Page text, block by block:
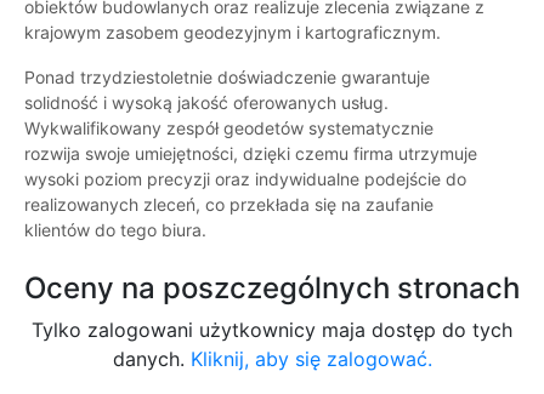
obiektów budowlanych oraz realizuje zlecenia związane z
krajowym zasobem geodezyjnym i kartograficznym.
Ponad trzydziestoletnie doświadczenie gwarantuje
solidność i wysoką jakość oferowanych usług.
Wykwalifikowany zespół geodetów systematycznie
rozwija swoje umiejętności, dzięki czemu firma utrzymuje
wysoki poziom precyzji oraz indywidualne podejście do
realizowanych zleceń, co przekłada się na zaufanie
klientów do tego biura.
Oceny na poszczególnych stronach
Tylko zalogowani użytkownicy maja dostęp do tych
danych. Kliknij, aby się zalogować.